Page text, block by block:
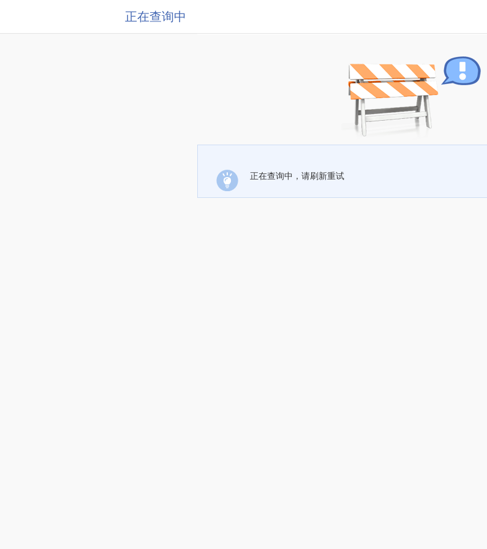
正在查询中
正在查询中，请刷新重试